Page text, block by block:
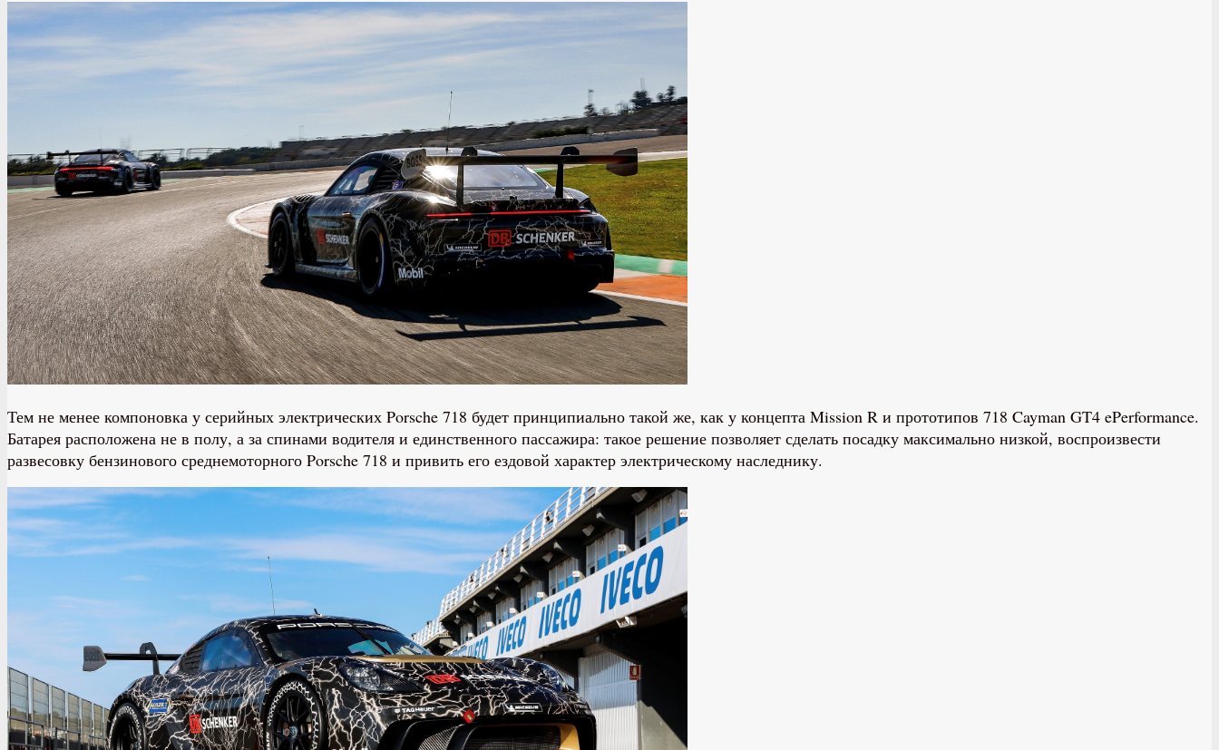
Тем не менее компоновка у серийных электрических Porsche 718 будет принципиально такой же, как у концепта Mission R и прототипов 718 Cayman GT4 ePerformance.
Батарея расположена не в полу, а за спинами водителя и единственного пассажира: такое решение позволяет сделать посадку максимально низкой, воспроизвести
развесовку бензинового среднемоторного Porsche 718 и привить его ездовой характер электрическому наследнику.